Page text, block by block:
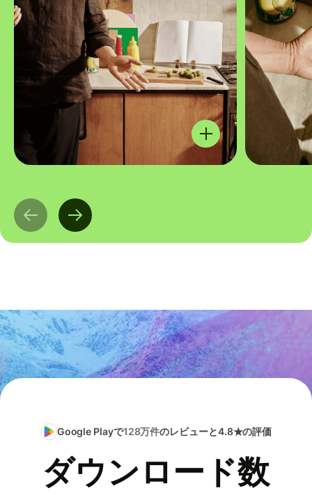
Google Playで128万件のレビューと4.8★の評価
ダウンロード数